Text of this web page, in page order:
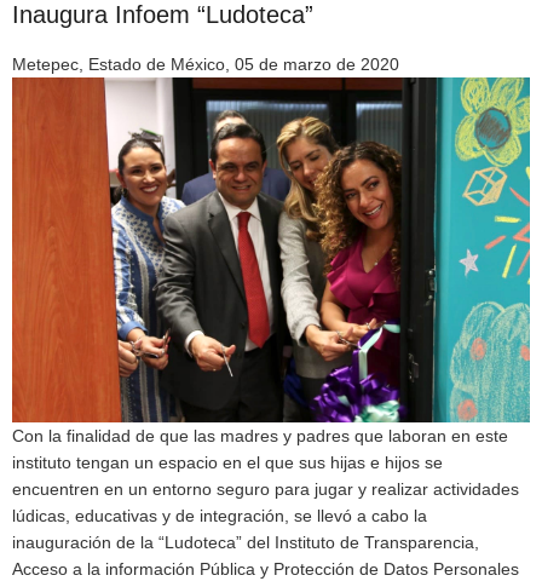
Inaugura Infoem “Ludoteca”
Metepec, Estado de México, 05 de marzo de 2020
Con la finalidad de que las madres y padres que laboran en este
instituto tengan un espacio en el que sus hijas e hijos se
encuentren en un entorno seguro para jugar y realizar actividades
lúdicas, educativas y de integración, se llevó a cabo la
inauguración de la “Ludoteca” del Instituto de Transparencia,
Acceso a la información Pública y Protección de Datos Personales